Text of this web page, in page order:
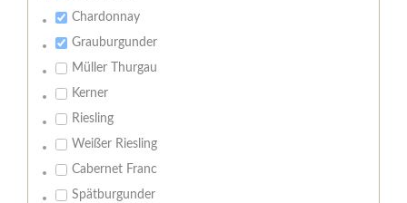
Chardonnay
Grauburgunder
Müller Thurgau
Kerner
Riesling
Weißer Riesling
Cabernet Franc
Spätburgunder